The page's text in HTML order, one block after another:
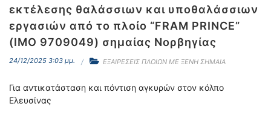
εκτέλεσης θαλάσσιων και υποθαλάσσιων
εργασιών από το πλοίο “FRAM PRINCE”
(IMO 9709049) σημαίας Νορβηγίας
24/12/2025 3:03 μμ. ΕΞΑΙΡΕΣΕΙΣ ΠΛΟΙΩΝ ΜΕ ΞΕΝΗ ΣΗΜΑΙΑ
Για αντικατάσταση και πόντιση αγκυρών στον κόλπο
Ελευσίνας